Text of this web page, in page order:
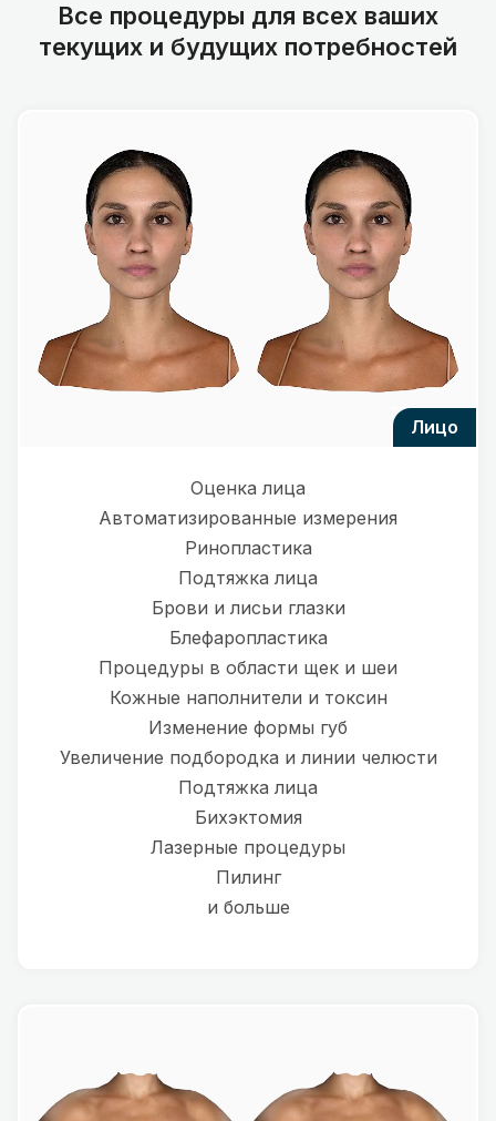
Все процедуры для всех ваших
текущих и будущих потребностей
лицо
Оценка лица
Автоматизированные измерения
Ринопластика
Подтяжка лица
Брови и лисьи глазки
Блефаропластика
Процедуры в области щек и шеи
Кожные наполнители и токсин
Изменение формы губ
Увеличение подбородка и линии челюсти
Подтяжка лица
Бихэктомия
Лазерные процедуры
Пилинг
и больше